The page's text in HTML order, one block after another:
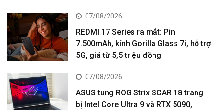
07/08/2026
REDMI 17 Series ra mắt: Pin
7.500mAh, kính Gorilla Glass 7i, hỗ trợ
5G, giá từ 5,5 triệu đồng
07/08/2026
ASUS tung ROG Strix SCAR 18 trang
bị Intel Core Ultra 9 và RTX 5090,